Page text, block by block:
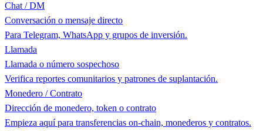
Chat / DM
Conversación o mensaje directo
Para Telegram, WhatsApp y grupos de inversión.
Llamada
Llamada o número sospechoso
Verifica reportes comunitarios y patrones de suplantación.
Monedero / Contrato
Dirección de monedero, token o contrato
Empieza aquí para transferencias on-chain, monederos y contratos.